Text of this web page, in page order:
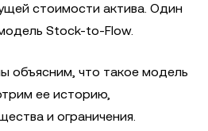
стоимости актива. Один
Stock-to-Flow.
объясним, что такое модель
ее историю,
и ограничения.